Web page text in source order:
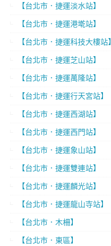
【台北市．捷運淡水站】
【台北市．捷運港墘站】
【台北市．捷運科技大樓站】
【台北市．捷運芝山站】
【台北市．捷運萬隆站】
【台北市．捷運行天宮站】
【台北市．捷運西湖站】
【台北市．捷運西門站】
【台北市．捷運象山站】
【台北市．捷運雙連站】
【台北市．捷運麟光站】
【台北市．捷運龍山寺站】
【台北市．木柵】
【台北市．東區】